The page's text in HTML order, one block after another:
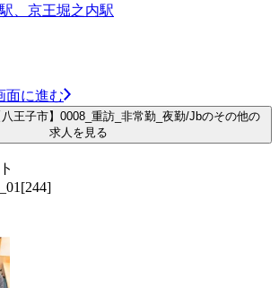
、京王堀之内駅
面に進む
王子市】0008_重訪_非常勤_夜勤/Jbのその他の
求人を見る